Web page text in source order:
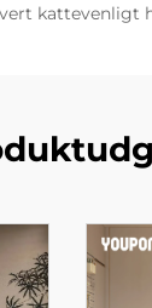
kattevenligt